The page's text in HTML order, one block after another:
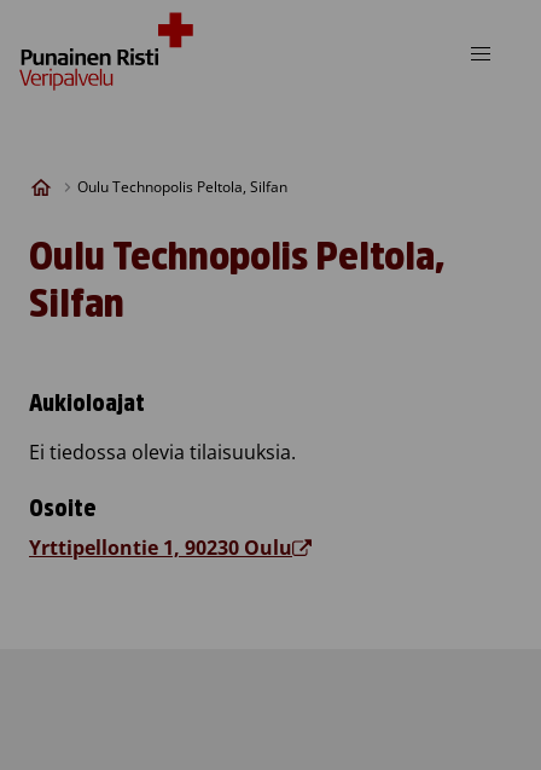
Oulu Technopolis Peltola, Silfan
Oulu Technopolis Peltola,
Silfan
Aukioloajat
Ei tiedossa olevia tilaisuuksia.
Osoite
Yrttipellontie 1, 90230 Oulu